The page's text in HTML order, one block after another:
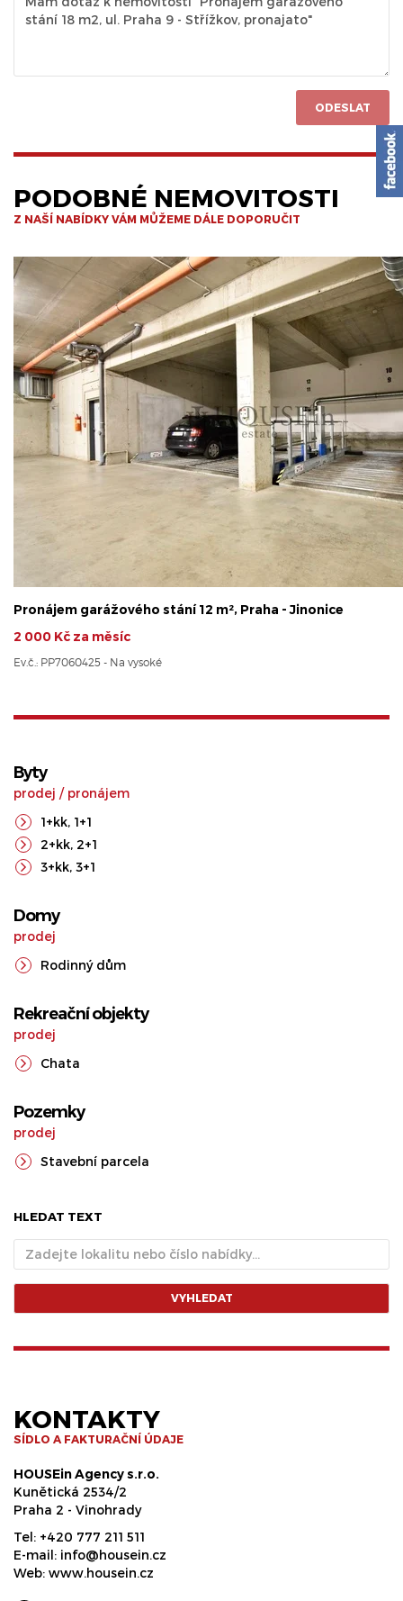
ODESLAT
PODOBNÉ NEMOVITOSTI
Z NAŠÍ NABÍDKY VÁM MŮŽEME DÁLE DOPORUČIT
Pronájem garážového stání 12 m², Praha - Jinonice
2 000 Kč za měsíc
Ev.č.: PP7060425 - Na vysoké
Byty
prodej / pronájem
1+kk, 1+1
2+kk, 2+1
3+kk, 3+1
Domy
prodej
Rodinný dům
Rekreační objekty
prodej
Chata
Pozemky
prodej
Stavební parcela
HLEDAT TEXT
VYHLEDAT
KONTAKTY
SÍDLO A FAKTURAČNÍ ÚDAJE
HOUSEin Agency s.r.o.
Kunětická 2534/2
Praha 2 - Vinohrady
Tel: +420 777 211 511
E-mail: info@housein.cz
Web: www.housein.cz